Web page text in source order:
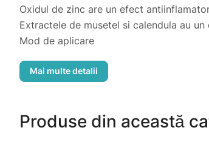
Oxidul de zinc are un efect
Extractele de musetel si calendula au
Mod de aplicare
În exterior. Zonele afectate ale pielii
În caz de hipersensibilitate la
Produse din această